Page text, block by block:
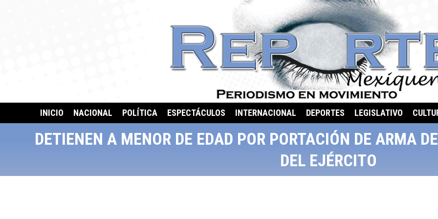
INICIO NACIONAL POLÍTICA ESPECTÁCULOS INTERNACIONAL DEPORTES LEGISLATIVO
DETIENEN A MENOR DE EDAD POR PORTACIÓN DE ARMA
DEL EJÉRCITO